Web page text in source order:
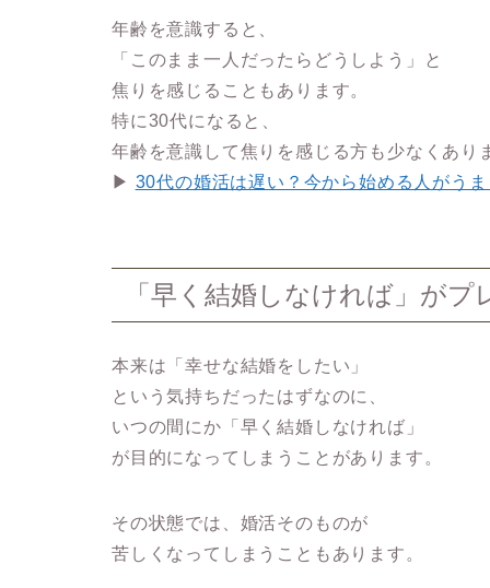
年齢を意識すると、
「このまま一人だったらどうしよう」と
焦りを感じることもあります。
特に30代になると、
年齢を意識して焦りを感じる方も少なくあり
▶ 30代の婚活は遅い？今から始める人がう
「早く結婚しなければ」がプ
本来は「幸せな結婚をしたい」
という気持ちだったはずなのに、
いつの間にか「早く結婚しなければ」
が目的になってしまうことがあります。
その状態では、婚活そのものが
苦しくなってしまうこともあります。